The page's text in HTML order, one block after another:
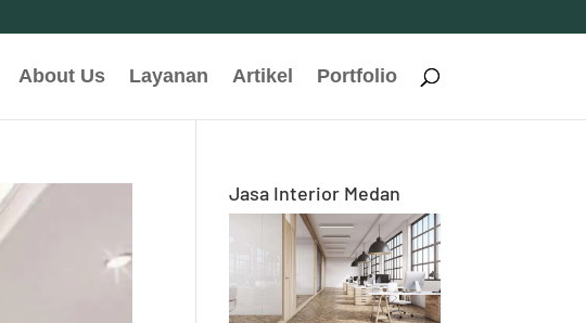
About Us Layanan Artikel Portfolio
Jasa Interior Medan